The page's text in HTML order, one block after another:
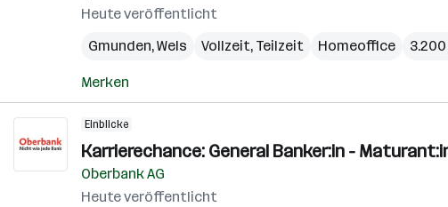
Heute veröffentlicht
Gmunden,Wels Vollzeit, Teilzeit Homeoffice
Merken
Einblicke
Karrierechance: General Banker:in -
Oberbank AG
Heute veröffentlicht